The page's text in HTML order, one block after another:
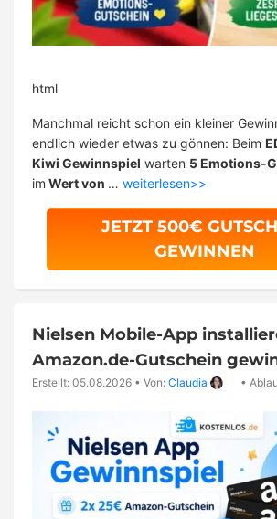
html
Manchmal reicht schon ein kleiner
endlich wieder etwas zu gönnen: Beim
Kiwi Gewinnspiel warten 5 Emotions-
im Wert von … weiterlesen>>
JETZT 500€
GEWINNEN
Nielsen Mobile-App
Amazon.de-Gutschein
Erstellt: 05.08.2026 • Von: Claudia •